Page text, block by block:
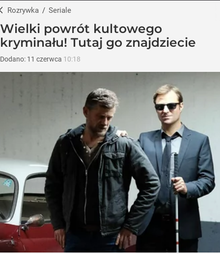
Rozrywka / Seriale
Wielki powrót kultowego
kryminału! Tutaj go znajdziecie
Dodano: 11 czerwca 10:18